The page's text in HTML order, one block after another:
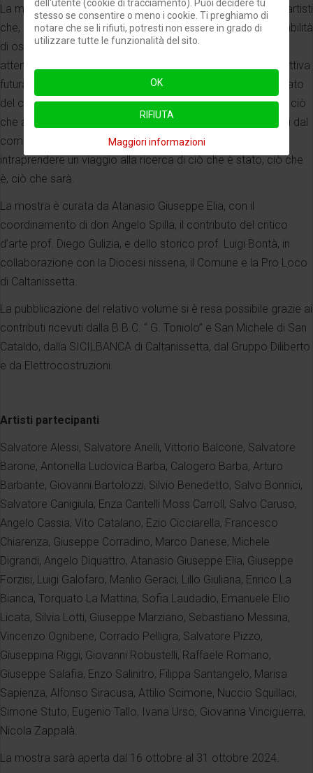
La mostra porta anche in scena una nuova generazione di artisti
che, con le proprie posizioni, intende assumersi la responsabilità
di osservare con sguardo critico la tendenza all’eccessiva
attenzione al presente, che rischia di inghiottire ogni prospettiva
futura. Le opere dispiegano un ritratto articolato e sfaccettato
del contemporaneo, scegliendo di raccontare l’esistente, e ciò
che apparentemente è familiare, ricorrendo a orizzonti fuori dal
comune, attraversando territori tortuosi e inesplorati, per
intraprendere un viaggio alla ricerca di ciò che è stato, ciò che
è, ciò che sarà.
La mostra è curata da Atanasio Giuseppe Elia, con il
coordinamento di don Angelo Spilla, il contributo del critico
d’arte prof. Diego Gulizia, e dello storico prof. Luigi Bontà, in
collaborazione con la Diocesi nissena, il Comune e la Pro Loco
di Caltanissetta.
La pubblicazione del relativo volume si è resa possibile grazie ai
contributi ricevuti dalla B.B.C. “ G. Toniolo” e San Michele di San
Cataldo, dalla SICILBANCA di Caltanissetta, dal Gruppo Diliberto
e da Elettrocostruzioni.
Artisti partecipanti
Salvatore Alessi, Salvatore Anelli, Vittorio Balcone, Salvatore
Barone, Antonella Ludovica Barba, Calogero Barba, Arturo
Barbante, Giovanni Bartolozzi, Silvio Benedetto, Salvo Bonnici,
Salvatore Canigiula, Enza Cantelli Moss Carroll, Salvo Caruso,
Angelo Cassia, Vito Catalano, Ezio Cicciarella, Francesco
Chiarenza, Giuseppe Corradino, Marco Danese, Michele
Digrandi, Angelo Diquattro, Atanasio Giuseppe Elia, Giuseppe
Forzisi, Luigi Galofaro, Manlio Geraci, Lillo Giuliana, Enrico La
Bianca, Torquato La Mattina, Sofia Laudadio, Emanuele Elio
Licata, Silvia Lotti, Giuseppe Marziano, Sebastiano Messina,
Vincenzo Ognibene, Corrado Pelligra, Salvatore Pizzo,
Giuseppina Riggi, Giovanni Robustelli, Raffaele Romano,
Giuseppe Salafia, Enzo Salinitro, Filippa Santangelo, Marisa
Sapienza, Alfonso Siracusa, Attilio Scimone, Nuccio Squillaci,
Simone Stuto, Eugenio Tallo, Ivana Urso, Giovanna Vinciguerra,
Nicola Zappalà.
La mostra sarà aperta dal 16 ottobre al 31 ottobre 2024.
dell'utente (cookie di tracciamento). Puoi decidere tu
stesso se consentire o meno i cookie. Ti preghiamo di
notare che se li rifiuti, potresti non essere in grado di
utilizzare tutte le funzionalità del sito.
OK
RIFIUTA
Maggiori informazioni